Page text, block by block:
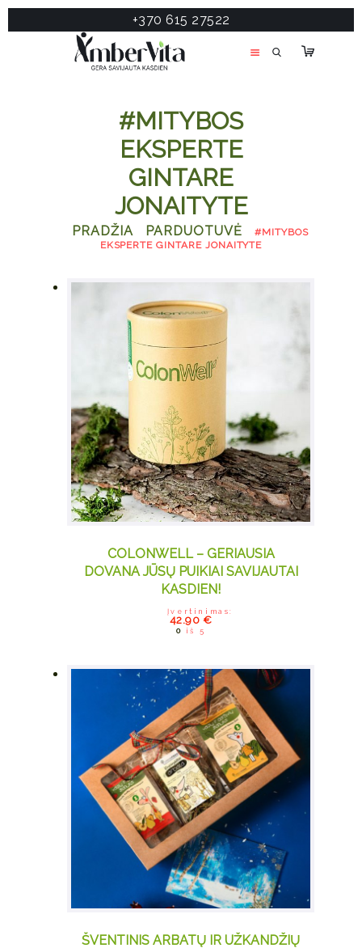
+370 615 27522
#MITYBOS
EKSPERTE
GINTARE
JONAITYTE
PRADŽIA PARDUOTUVĖ
#MITYBOS
EKSPERTE GINTARE JONAITYTE
PASLAUGOS
PRODUKTAI
COLONWELL – GERIAUSIA
DOVANA JŪSŲ PUIKIAI SAVIJAUTAI
KASDIEN!
Įvertinimas:
0 iš 5
42.90 €
ŠVENTINIS ARBATŲ IR UŽKANDŽIŲ